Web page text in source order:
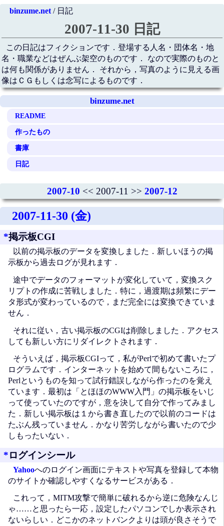
binzume.net/ 日記
2007-11-30 日記
この日記はフィクションです．登場する人名・団体名・地
名・職業などはぜんぶ架空のものです． なので実際のものと
は何も関係がありません． それから，写真のように見える画
像はＣＧもしくは念写によるものです．
binzume.net
README
作ったもの
書庫
日記
2007-10 << 2007-11 >> 2007-12
2007-11-30 (金)
*掲示板CGI
以前の掲示板のデータを変換しました．新しいほうの掲
示板から過去ログが見れます．
途中でデータのフォーマットが変化していて，変換スク
リプトの作成に苦戦しました．特に，過渡期は頻繁にデー
タ形式が変わっているので，まだ完全には変換できていま
せん．
それに従い，古い掲示板のCGIは削除しました．アクセス
しても新しい方にリダイレクトされます．
そういえば，掲示板CGIって，私がPerlで初めて書いたプ
ログラムです．インターネットを始めて間もないころに，
Perlというものを知って試行錯誤しながら作ったのを覚え
ています．最初は「とほほのWWW入門」の掲示板をいじ
って使っていたのですが，意を決して自分で作ってみまし
た．新しい掲示板は１から書き直したので以前のコードは
たぶん残っていません．かなり苦労しながら書いたので少
しもったいない．
*ログインシール
Yahooへのログイン画面にテキストや写真を登録して本物
のサイトか確認しやすくなるサービスがある．
これって，MITM攻撃で簡単に破れるから逆に危険なんじ
ゃ……と思ったら一応，設定したパソコンでしか表示され
ないらしい．どこかのネットバンクよりは頭が良さそうで